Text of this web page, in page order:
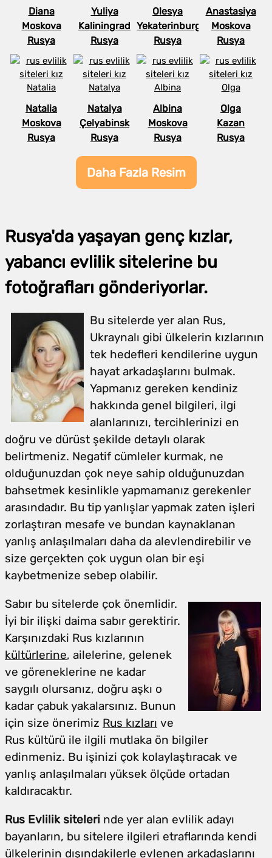
Diana
Moskova
Rusya
Yuliya
Kaliningrad
Rusya
Olesya
Yekaterinburg
Rusya
Anastasiya
Moskova
Rusya
Natalia
Moskova
Rusya
Natalya
Çelyabinsk
Rusya
Albina
Moskova
Rusya
Olga
Kazan
Rusya
Daha Fazla Resim
Rusya'da yaşayan genç kızlar,
yabancı evlilik sitelerine bu
fotoğrafları gönderiyorlar.
Bu sitelerde yer alan Rus,
Ukraynalı gibi ülkelerin kızlarının
tek hedefleri kendilerine uygun
hayat arkadaşlarını bulmak.
Yapmanız gereken kendiniz
hakkında genel bilgileri, ilgi
alanlarınızı, tercihlerinizi en
doğru ve dürüst şekilde detaylı olarak
belirtmeniz. Negatif cümleler kurmak, ne
olduğunuzdan çok neye sahip olduğunuzdan
bahsetmek kesinlikle yapmamanız gerekenler
arasındadır. Bu tip yanlışlar yapmak zaten işleri
zorlaştıran mesafe ve bundan kaynaklanan
yanlış anlaşılmaları daha da alevlendirebilir ve
size gerçekten çok uygun olan bir eşi
kaybetmenize sebep olabilir.
Sabır bu sitelerde çok önemlidir.
İyi bir ilişki daima sabır gerektirir.
Karşınızdaki Rus kızlarının
kültürlerine, ailelerine, gelenek
ve göreneklerine ne kadar
saygılı olursanız, doğru aşkı o
kadar çabuk yakalarsınız. Bunun
için size önerimiz Rus kızları ve
Rus kültürü ile ilgili mutlaka ön bilgiler
edinmeniz. Bu işinizi çok kolaylaştıracak ve
yanlış anlaşılmaları yüksek ölçüde ortadan
kaldıracaktır.
Rus Evlilik siteleri nde yer alan evlilik adayı
bayanların, bu sitelere ilgileri etraflarında kendi
ülkelerinin dışındakilerle evlenen arkadaşlarını